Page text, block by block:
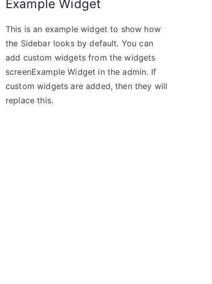
Example Widget
This is an example widget to show how
the Sidebar looks by default. You can
add custom widgets from the widgets
screenExample Widget in the admin. If
custom widgets are added, then they will
replace this.